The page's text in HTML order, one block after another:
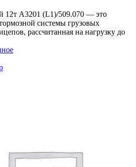
12т A3201 (L1)/509.070 — это
системы грузовых
рассчитанная на нагрузку до